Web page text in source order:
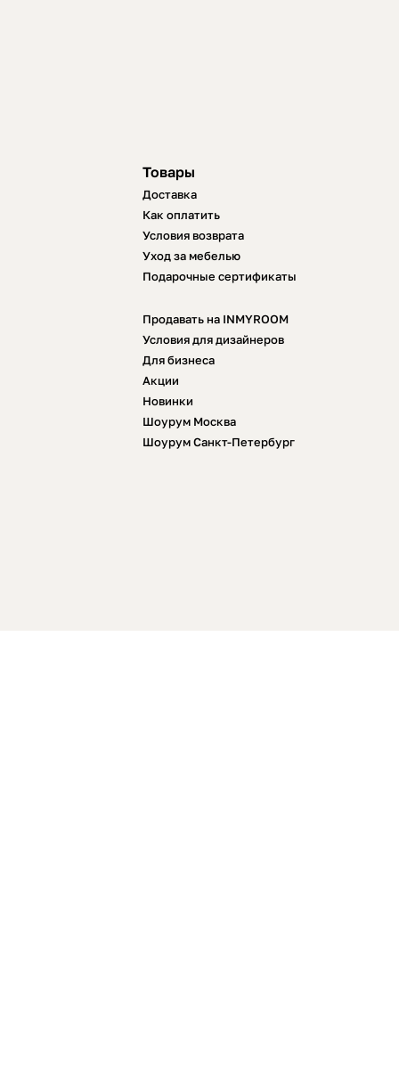
Товары
Доставка
Как оплатить
Условия возврата
Уход за мебелью
Подарочные сертификаты
Продавать на INMYROOM
Условия для дизайнеров
Для бизнеса
Акции
Новинки
Шоурум Москва
Шоурум Санкт-Петербург